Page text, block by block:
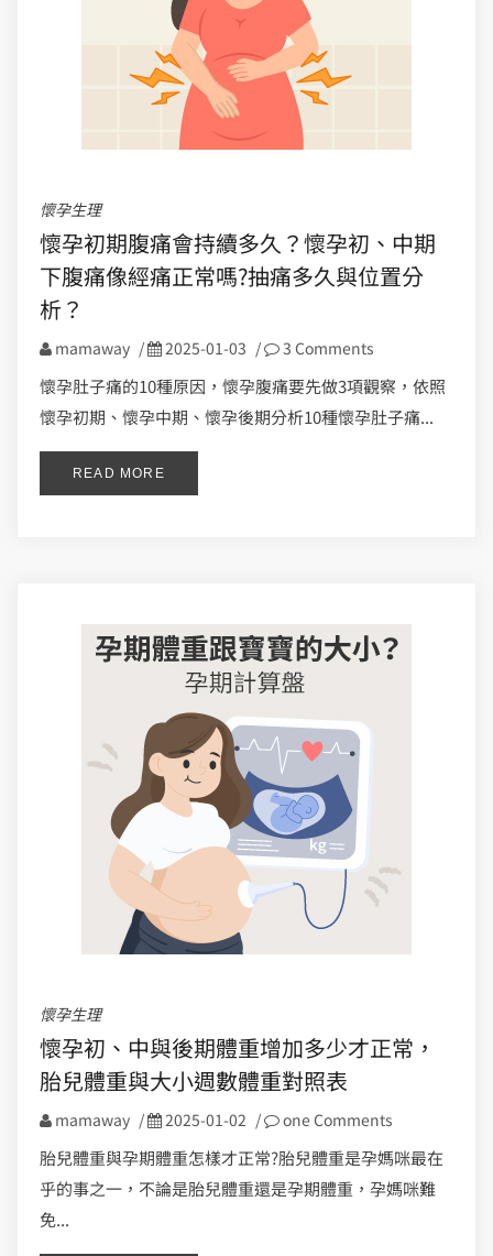
懷孕生理
懷孕初期腹痛會持續多久？懷孕初、中期
下腹痛像經痛正常嗎?抽痛多久與位置分
析？
mamaway / 2025-01-03 / 3 Comments
懷孕肚子痛的10種原因，懷孕腹痛要先做3項觀察，依照
懷孕初期、懷孕中期、懷孕後期分析10種懷孕肚子痛...
READ MORE
懷孕生理
懷孕初、中與後期體重增加多少才正常，
胎兒體重與大小週數體重對照表
mamaway / 2025-01-02 / one Comments
胎兒體重與孕期體重怎樣才正常?胎兒體重是孕媽咪最在
乎的事之一，不論是胎兒體重還是孕期體重，孕媽咪難
免...